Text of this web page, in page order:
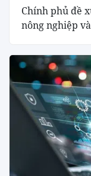
Chính phủ đề
nông nghiệp